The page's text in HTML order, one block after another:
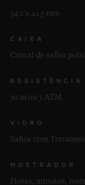
54.1 x 41.5 mm
CAIXA
Cristal de safira
RESISTÊNCIA
30 m ou 3 ATM
VIDRO
Safira com
MOSTRADOR
Horas, minutos,